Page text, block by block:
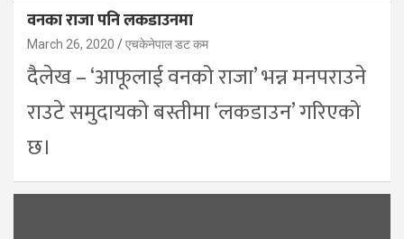
वनका राजा पनि लकडाउनमा
March 26, 2020 एचकेनेपाल डट कम
दैलेख – ‘आफूलाई वनको राजा’ भन्न मनपराउने
राउटे समुदायको बस्तीमा ‘लकडाउन’ गरिएको
छ।